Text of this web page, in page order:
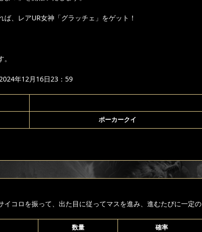
、レアUR女神「グラッチェ」をゲット！
年12月16日23：59
ポーカークイ
イコロを振って、出た目に従ってマスを進み、進むたびに一定の
数量 確率